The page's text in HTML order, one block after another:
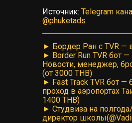
Источник: Telegram
@phuketads
► Бордер Ран с TVR —
► Border Run TVR бот
Новости, менеджер,
(от 3000 THB)
► Fast Track TVR бот —
проход в аэропортах
1400 THB)
► Студвиза на
директор